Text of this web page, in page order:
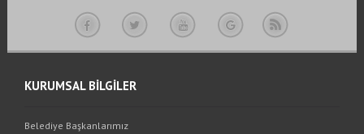
KURUMSAL BİLGİLER
Belediye Başkanlarımız